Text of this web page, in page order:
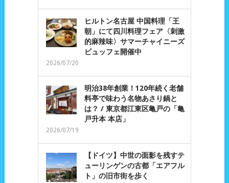
ヒルトン名古屋 中国料理「王
朝」にて四川料理フェア〈刺激
的麻辣味〉サマーチャイニーズ
ビュッフェ開催中
2026/07/20
明治38年創業！120年続く老舗
料亭で味わう名物あさり鍋と
は？ / 東京都江東区亀戸の「亀
戸升本 本店」
2026/07/19
【ドイツ】中世の面影を残すテ
ューリンゲンの古都「エアフル
ト」の旧市街を歩く